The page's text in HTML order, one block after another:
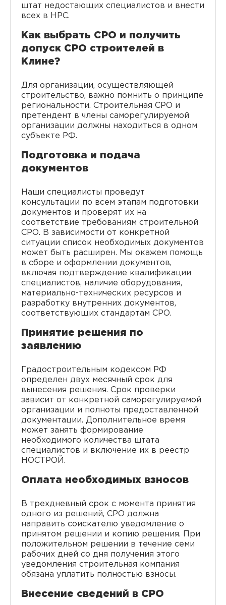
штат недостающих специалистов и внести
всех в НРС.
Как выбрать СРО и получить
допуск СРО строителей в
Клине?
Для организации, осуществляющей
строительство, важно помнить о принципе
региональности. Строительная СРО и
претендент в члены саморегулируемой
организации должны находиться в одном
субъекте РФ.
Подготовка и подача
документов
Наши специалисты проведут
консультации по всем этапам подготовки
документов и проверят их на
соответствие требованиям строительной
СРО. В зависимости от конкретной
ситуации список необходимых документов
может быть расширен. Мы окажем помощь
в сборе и оформлении документов,
включая подтверждение квалификации
специалистов, наличие оборудования,
материально-технических ресурсов и
разработку внутренних документов,
соответствующих стандартам СРО.
Принятие решения по
заявлению
Градостроительным кодексом РФ
определен двух месячный срок для
вынесения решения. Срок проверки
зависит от конкретной саморегулируемой
организации и полноты предоставленной
документации. Дополнительное время
может занять формирование
необходимого количества штата
специалистов и включение их в реестр
НОСТРОЙ.
Оплата необходимых взносов
В трехдневный срок с момента принятия
одного из решений, СРО должна
направить соискателю уведомление о
принятом решении и копию решения. При
положительном решении в течение семи
рабочих дней со дня получения этого
уведомления строительная компания
обязана уплатить полностью взносы.
Внесение сведений в СРО